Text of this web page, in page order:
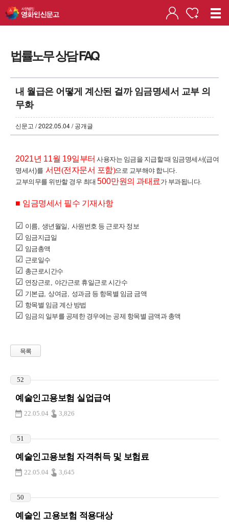
법률노무 상담 FAQ
내 월급은 어떻게 계산된 걸까 임금명세서 교부 의
무화
신문고 / 2022.05.04 / 공개글
2021년 11월 19일부터 사용자는 임금을 지급할 때 임금명세서(급여
명세서)를 서면(전자문서 포함)으로 교부해야 합니다.
교부의무를 위반할 경우 최대 500만원의 과태료 가 부과됩니다.
■ 임금명세서 필수 기재사항
☑ 이름, 생년월일 , 사원번호 등 근로자 정보
☑ 임금지급일
☑ 임금총액
☑ 근로일수
☑ 총근로시간수
☑ 연장근로, 야간근로 휴일근로 시간수
☑ 기본급, 상여금, 성과금 등 항목별 임금 금액
☑ 항목별 임금 계산 방법
☑ 임금의 일부를 공제한 경우에는 공제 항목별 금액과 총액
목록
52
예술인고용보험 실업급여
22.05.04 3,826
51
예술인고용보험 자격취득 및 보험료
22.05.04 3,645
50
예술인 고용보험 적용대상